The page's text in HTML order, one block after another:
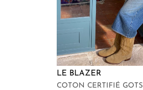
LE BLAZER
COTON CERTIFIÉ GOTS